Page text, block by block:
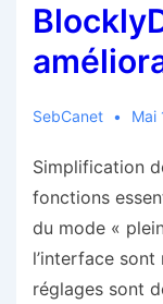
online
SebCanet Mai
Simplification
fonctions
du mode «
l’interface sont
réglages sont